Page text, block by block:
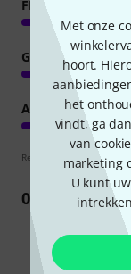
Met onze
hoort.
het
vindt, ga
van
marketing
U kunt
FEATURES
GELUID
AFWERKING
Review richtlijnen
0Recensie